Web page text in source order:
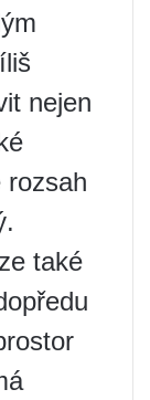
nejen
rozsah
také